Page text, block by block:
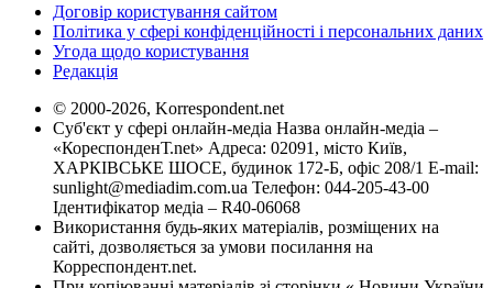
Договір користування сайтом
Політика у сфері конфіденційності і персональних даних
Угода щодо користування
Редакція
© 2000-2026, Korrespondent.net
Суб'єкт у сфері онлайн-медіа Назва онлайн-медіа –
«КореспонденТ.net» Адреса: 02091, місто Київ,
ХАРКІВСЬКЕ ШОСЕ, будинок 172-Б, офіс 208/1 E-mail:
sunlight@mediadim.com.ua Телефон: 044-205-43-00
Ідентифікатор медіа – R40-06068
Використання будь-яких матеріалів, розміщених на
сайті, дозволяється за умови посилання на
Корреспондент.net.